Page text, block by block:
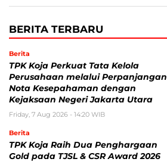
BERITA TERBARU
Berita
TPK Koja Perkuat Tata Kelola
Perusahaan melalui Perpanjangan
Nota Kesepahaman dengan
Kejaksaan Negeri Jakarta Utara
Friday, 7 Aug 2026 - 14:20 WIB
Berita
TPK Koja Raih Dua Penghargaan
Gold pada TJSL & CSR Award 2026